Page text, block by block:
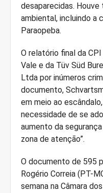
desaparecidas.
ambiental, incluindo a
Paraopeba.
O relatório final da
Vale e da Tüv Süd
Ltda por inúmeros
documento,
em meio ao
necessidade de se
aumento da
zona de atenção”.
O documento de 595
Rogério Correia (PT-
semana na Câmara